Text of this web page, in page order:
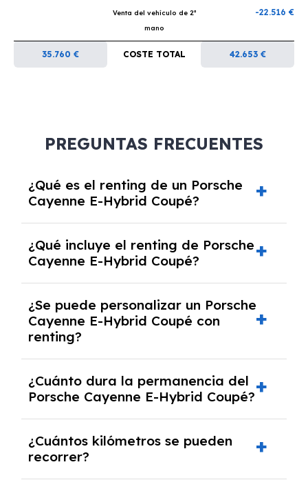
Venta del vehículo de 2ª
mano
-22.516 €
35.760 € COSTE TOTAL 42.653 €
PREGUNTAS FRECUENTES
¿Qué es el renting de un Porsche
Cayenne E-Hybrid Coupé?
Coupé es un contrato de alquiler a largo
plazo en el que pagas una cuota mensual fija
por el uso del coche durante un periodo
determinado, generalmente entre 2 y 5 años.
¿Qué incluye el renting de Porsche
Cayenne E-Hybrid Coupé?
seguro a todo riesgo, mantenimiento,
reparaciones, impuestos, asistencia en
carretera y gestión de la documentación.
¿Se puede personalizar un Porsche
Cayenne E-Hybrid Coupé con
renting?
opciones y equipamiento adicional, siempre y
cuando lo pactes con la empresa de renting.
¿Cuánto dura la permanencia del
Porsche Cayenne E-Hybrid Coupé?
renting, que normalmente varía entre 2 y 5
años.
¿Cuántos kilómetros se pueden
recorrer?